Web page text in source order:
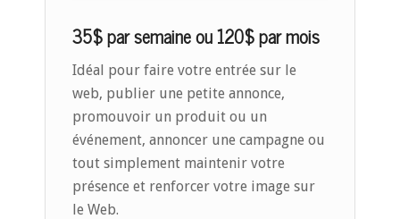
35$ par semaine ou 120$ par mois
Idéal pour faire votre entrée sur le
web, publier une petite annonce,
promouvoir un produit ou un
événement, annoncer une campagne ou
tout simplement maintenir votre
présence et renforcer votre image sur
le Web.